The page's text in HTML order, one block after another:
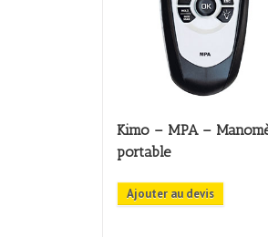
Kimo – MPA –
portable
Ajouter au devis